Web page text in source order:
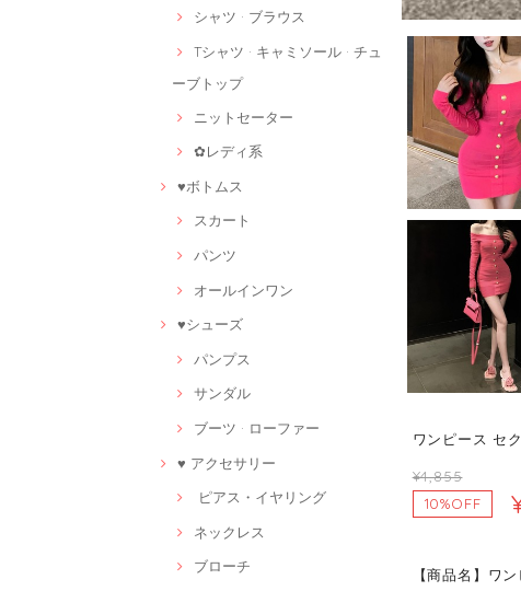
シャツ · ブラウス
Tシャツ · キャミソール · チュ
ーブトップ
ニットセーター
✿レディ系
♥ボトムス
スカート
パンツ
オールインワン
♥シューズ
パンプス
サンダル
ブーツ · ローファー
♥ アクセサリー
ピアス・イヤリング
ネックレス
ブローチ
ワンピース セ
¥4,855
10%OFF
【商品名】ワ